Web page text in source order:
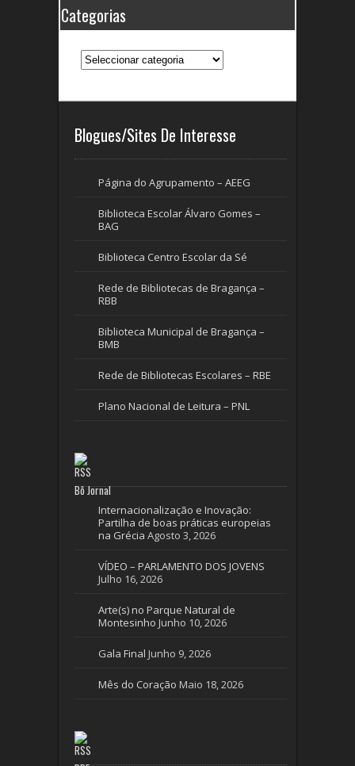
Categorias
Blogues/Sites De Interesse
Página do Agrupamento – AEEG
Biblioteca Escolar Álvaro Gomes –
BAG
Biblioteca Centro Escolar da Sé
Rede de Bibliotecas de Bragança –
RBB
Biblioteca Municipal de Bragança –
BMB
Rede de Bibliotecas Escolares – RBE
Plano Nacional de Leitura – PNL
Bô Jornal
Internacionalização e Inovação:
Partilha de boas práticas europeias
na Grécia Agosto 3, 2026
VÍDEO – PARLAMENTO DOS JOVENS
Julho 16, 2026
Arte(s) no Parque Natural de
Montesinho Junho 10, 2026
Gala Final Junho 9, 2026
Mês do Coração Maio 18, 2026